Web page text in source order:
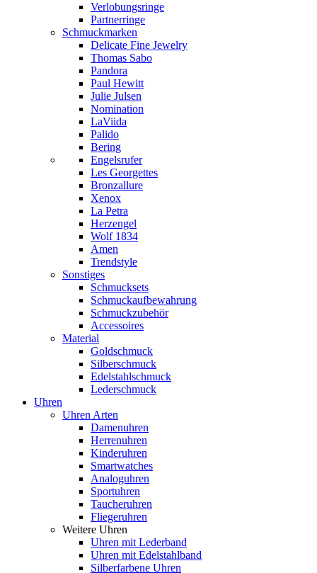
Verlobungsringe
Partnerringe
Schmuckmarken
Delicate Fine Jewelry
Thomas Sabo
Pandora
Paul Hewitt
Julie Julsen
Nomination
LaViida
Palido
Bering
Engelsrufer
Les Georgettes
Bronzallure
Xenox
La Petra
Herzengel
Wolf 1834
Amen
Trendstyle
Sonstiges
Schmucksets
Schmuckaufbewahrung
Schmuckzubehör
Accessoires
Material
Goldschmuck
Silberschmuck
Edelstahlschmuck
Lederschmuck
Uhren
Uhren Arten
Damenuhren
Herrenuhren
Kinderuhren
Smartwatches
Analoguhren
Sportuhren
Taucheruhren
Fliegeruhren
Weitere Uhren
Uhren mit Lederband
Uhren mit Edelstahlband
Silberfarbene Uhren